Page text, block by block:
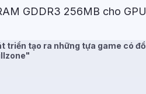
GDDR3 256MB cho GPU